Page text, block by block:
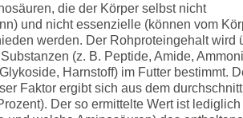
die der Körper selbst nicht
und nicht essenzielle (können vom
werden. Der Rohproteingehalt wird
(z. B. Peptide, Amide,
Harnstoff) im Futter bestimmt.
Faktor ergibt sich aus dem
Der so ermittelte Wert ist